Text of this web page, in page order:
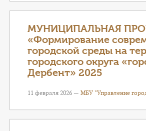
МУНИЦИПАЛЬНАЯ
«Формирование
городской среды на
городского округа
Дербент» 2025
11 февраля 2026 — МБУ "Управление